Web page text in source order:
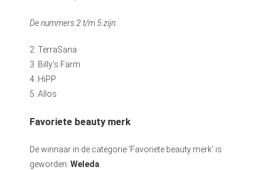
De nummers 2 t/m 5 zijn:
2. TerraSana
3. Billy’s Farm
4. HiPP
5. Allos
Favoriete beauty merk
De winnaar in de categorie ‘Favoriete beauty merk’ is
geworden: Weleda.